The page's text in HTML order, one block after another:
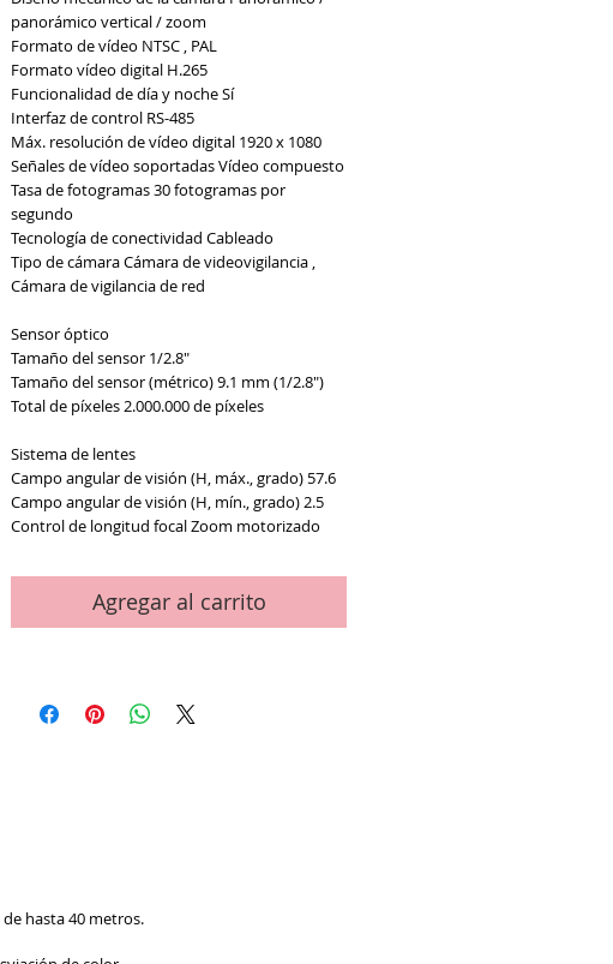
panorámico vertical / zoom
Formato de vídeo NTSC , PAL
Formato vídeo digital H.265
Funcionalidad de día y nocheSí
Interfaz de control RS-485
Máx. resolución de vídeo digital 1920 x 1080
Señales de vídeo soportadasVídeo compuesto
Tasa de fotogramas30 fotogramas por
segundo
Tecnología de conectividad Cableado
Tipo de cámaraCámara de videovigilancia ,
Cámara de vigilancia de red
Sensor óptico
Tamaño del sensor 1/2.8"
Tamaño del sensor (métrico)9.1 mm (1/2.8")
Total de píxeles2.000.000 de píxeles
Sistema de lentes
Campo angular de visión (H, máx., grado) 57.6
Campo angular de visión (H, mín., grado)2.5
Control de longitud focalZoom motorizado
Agregar al carrito
hasta 40 metros.